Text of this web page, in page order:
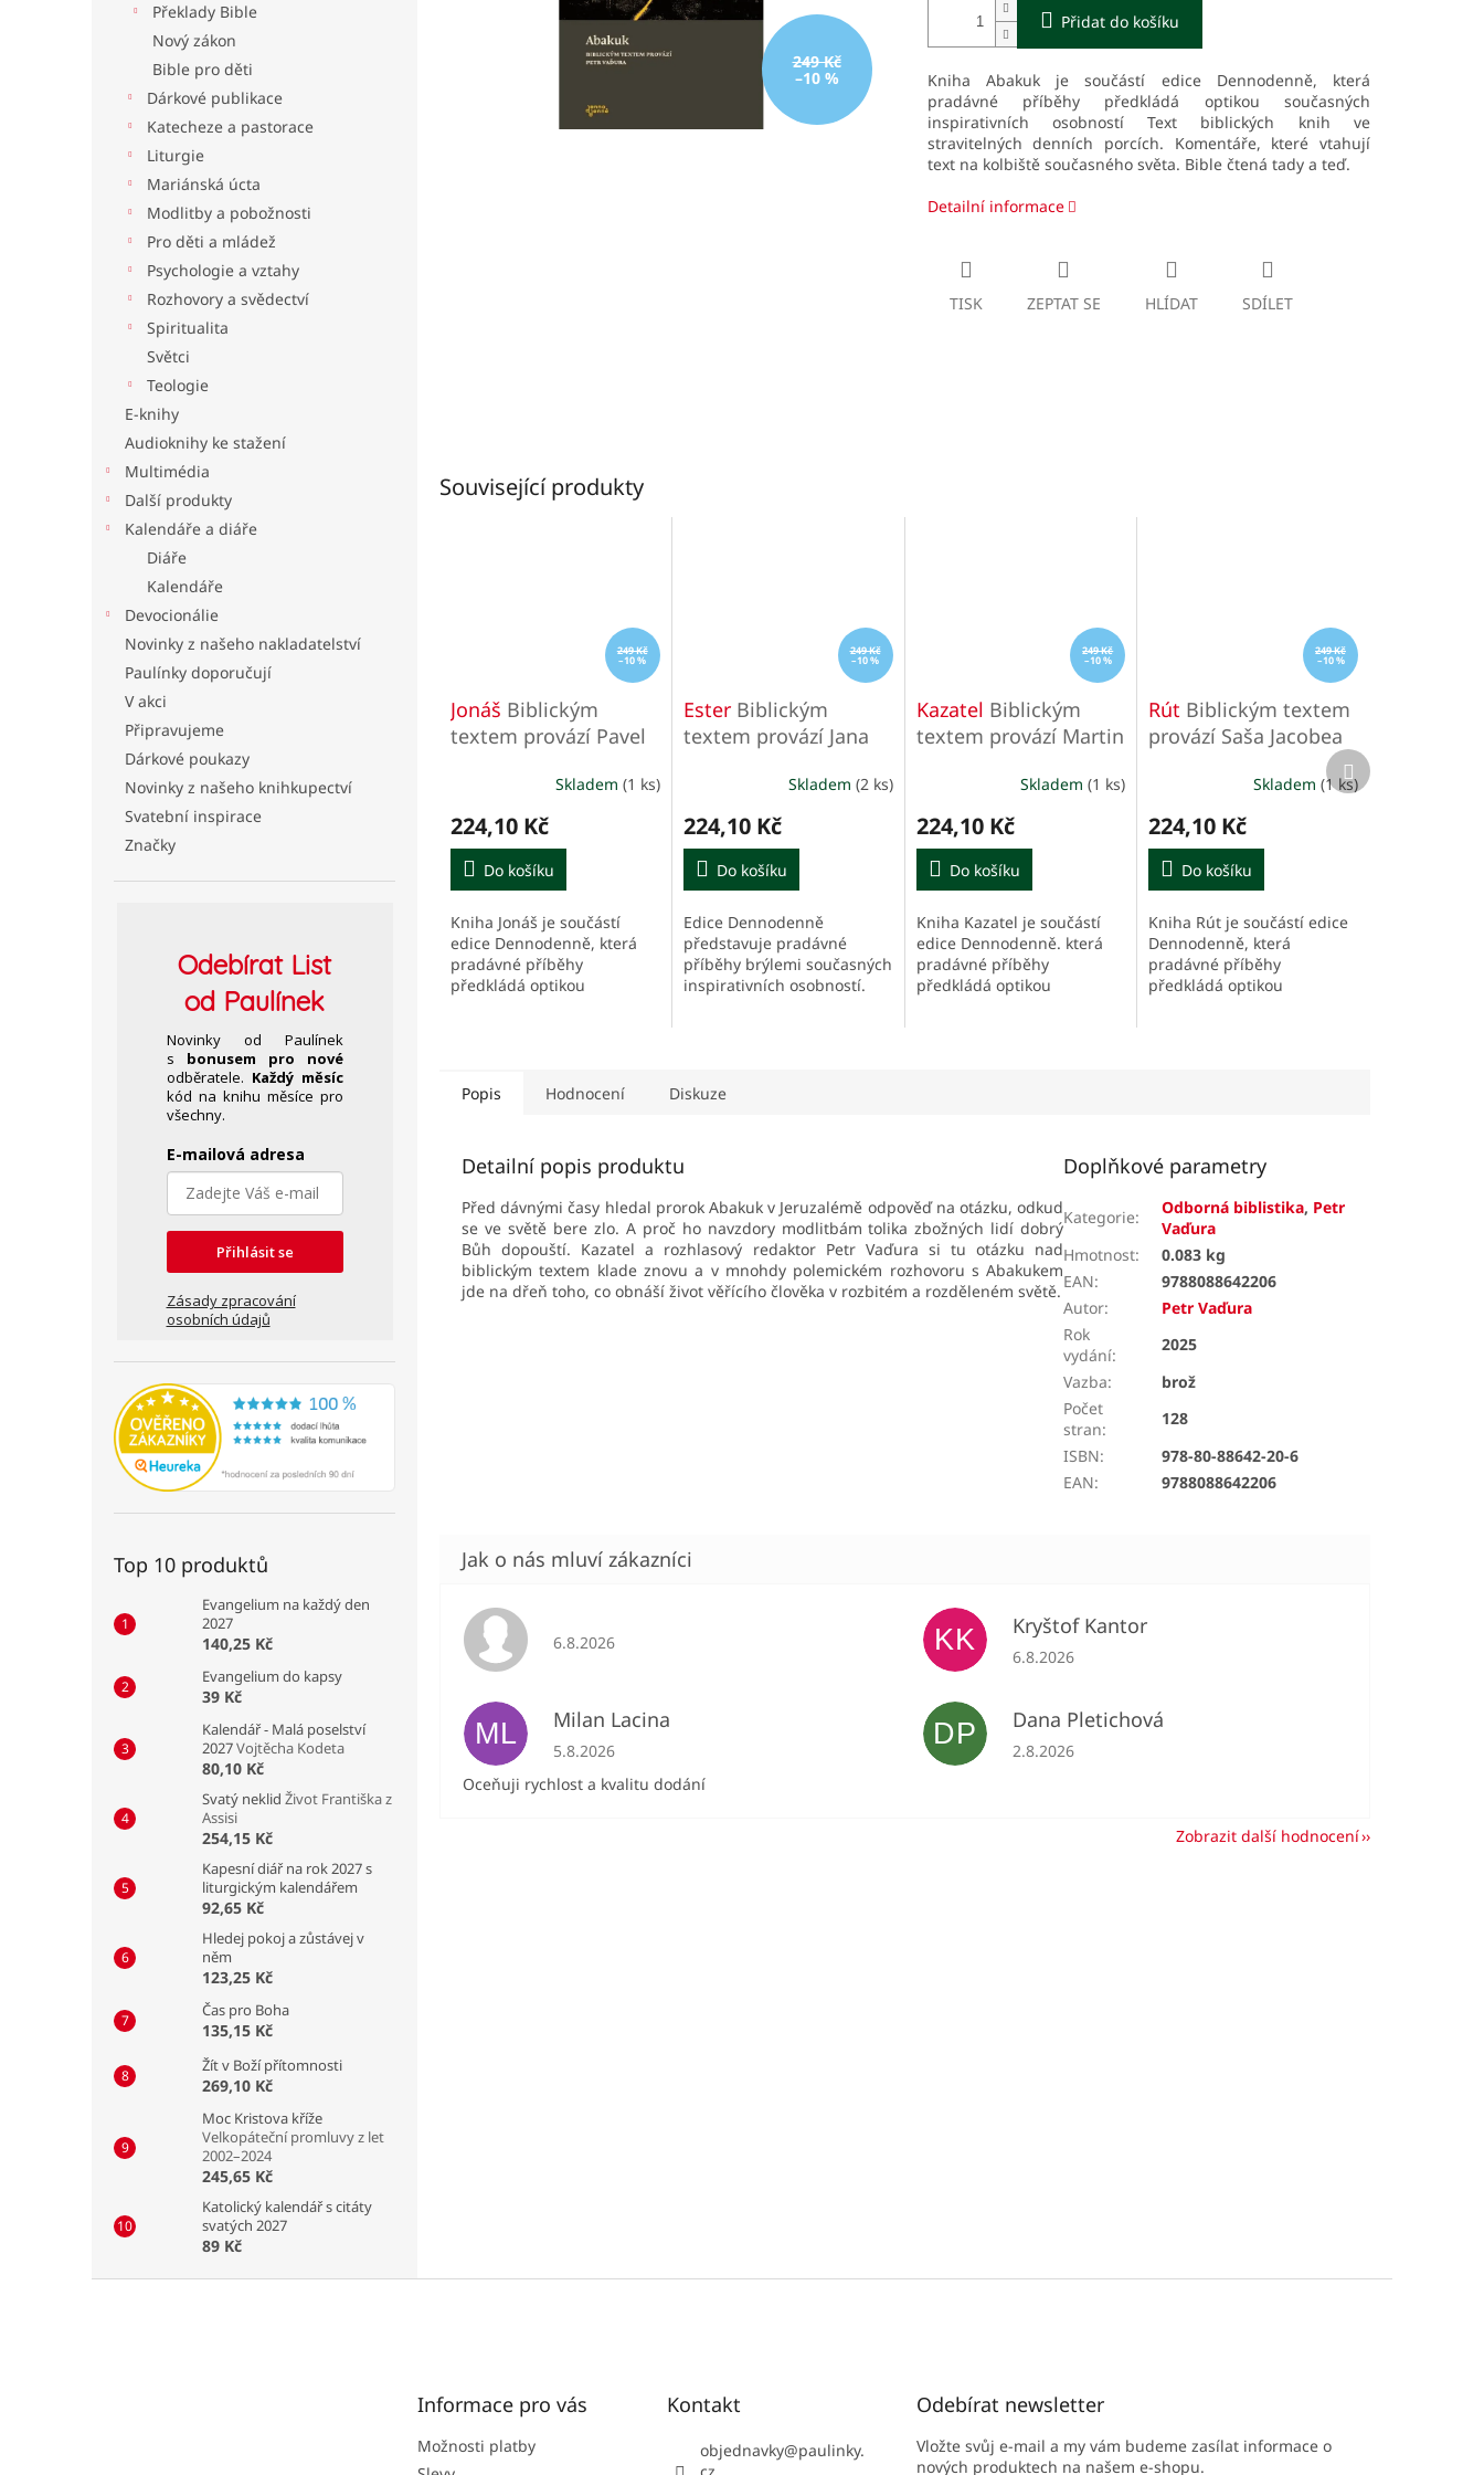
Překlady Bible
Nový zákon
Bible pro děti
Dárkové publikace
Katecheze a pastorace
Liturgie
Mariánská úcta
Modlitby a pobožnosti
Pro děti a mládež
Psychologie a vztahy
Rozhovory a svědectví
Spiritualita
Světci
Teologie
E-knihy
Audioknihy ke stažení
Multimédia
Další produkty
Kalendáře a diáře
Diáře
Kalendáře
Devocionálie
Novinky z našeho nakladatelství
Paulínky doporučují
V akci
Připravujeme
Dárkové poukazy
Novinky z našeho knihkupectví
Svatební inspirace
Značky
OdebíratList
od Paulínek
Novinky od Paulínek
s bonusem pro nové
odběratele. Každý měsíc
kód na knihu měsíce pro
všechny.
E-mailová adresa
Přihlásit se
Zásady zpracování
osobních údajů
Top 10 produktů
Evangelium na každý den
2027
140,25 Kč
Evangelium do kapsy
39 Kč
Kalendář - Malá poselství
2027Vojtěcha Kodeta
80,10 Kč
Svatý neklid Život Františka z
Assisi
254,15 Kč
Kapesní diář na rok 2027 s
liturgickým kalendářem
92,65 Kč
Hledej pokoj a zůstávej v
něm
123,25 Kč
Čas pro Boha
135,15 Kč
Žít v Boží přítomnosti
269,10 Kč
Moc Kristova kříže
Velkopáteční promluvy z let
2002–2024
245,65 Kč
Katolický kalendář s citáty
svatých 2027
89 Kč
249 Kč
–10 %
Přidat do košíku
Kniha Abakuk je součástí edice Dennodenně, která
pradávné příběhy předkládá optikou současných
inspirativních osobnostíText biblických knih ve
stravitelných denních porcích. Komentáře, které vtahují
text na kolbiště současného světa. Bible čtená tady a teď.
Detailní informace
TISK ZEPTAT SE HLÍDAT SDÍLET
Související produkty
249 Kč
–10 %
Jonáš Biblickým
textem provází Pavel
Skladem (1 ks)
224,10 Kč
Do košíku
Kniha Jonáš je součástí
edice Dennodenně, která
pradávné příběhy
předkládá optikou
249 Kč
–10 %
Ester Biblickým
textem provází Jana
Skladem (2 ks)
224,10 Kč
Do košíku
Edice Dennodenně
představuje pradávné
příběhy brýlemi současných
inspirativních osobností.
249 Kč
–10 %
Kazatel Biblickým
textem provází Martin
Skladem(1 ks)
224,10 Kč
Do košíku
Kniha Kazatel je součástí
edice Dennodenně. která
pradávné příběhy
předkládá optikou
249 Kč
–10 %
Rút Biblickým textem
provází Saša Jacobea
Skladem (1 ks)
224,10 Kč
Do košíku
Kniha Rút je součástí edice
Dennodenně, která
pradávné příběhy
předkládá optikou
Další
produkt
Popis Hodnocení Diskuze
Detailní popis produktu
Před dávnými časy hledal prorok Abakuk v Jeruzalémě odpověď na otázku, odkud
se ve světě bere zlo. A proč ho navzdory modlitbám tolika zbožných lidí dobrý
Bůh dopouští. Kazatel a rozhlasový redaktor Petr Vaďura si tu otázku nad
biblickým textem klade znovu a v mnohdy polemickém rozhovoru s Abakukem
jde na dřeň toho, co obnáší život věřícího člověka v rozbitém a rozděleném světě.
Doplňkové parametry
Kategorie: Odborná biblistika, Petr
Vaďura
Hmotnost:
0.083 kg
EAN:
9788088642206
Autor:
Petr Vaďura
Rok
vydání:
2025
Vazba:
brož
Počet
stran:
128
ISBN:
978-80-88642-20-6
EAN: 9788088642206
Hodnocení obchodu je 5 z 5 hvězdiček.
6.8.2026 KK Kryštof Kantor
Hodnocení obchodu je 5 z 5 hvězdiček.
6.8.2026
ML Milan Lacina
Hodnocení obchodu je 5 z 5 hvězdiček.
5.8.2026
Oceňuji rychlost a kvalitu dodání
DP Dana Pletichová
Hodnocení obchodu je 5 z 5 hvězdiček.
2.8.2026
Zobrazit další hodnocení
Informace pro vás
Možnosti platby
Kontakt
objednavky@paulinky.
cz
Odebírat newsletter
Vložte svůj e-mail a my vám budeme zasílat informace o
nových produktech na našem e-shopu.